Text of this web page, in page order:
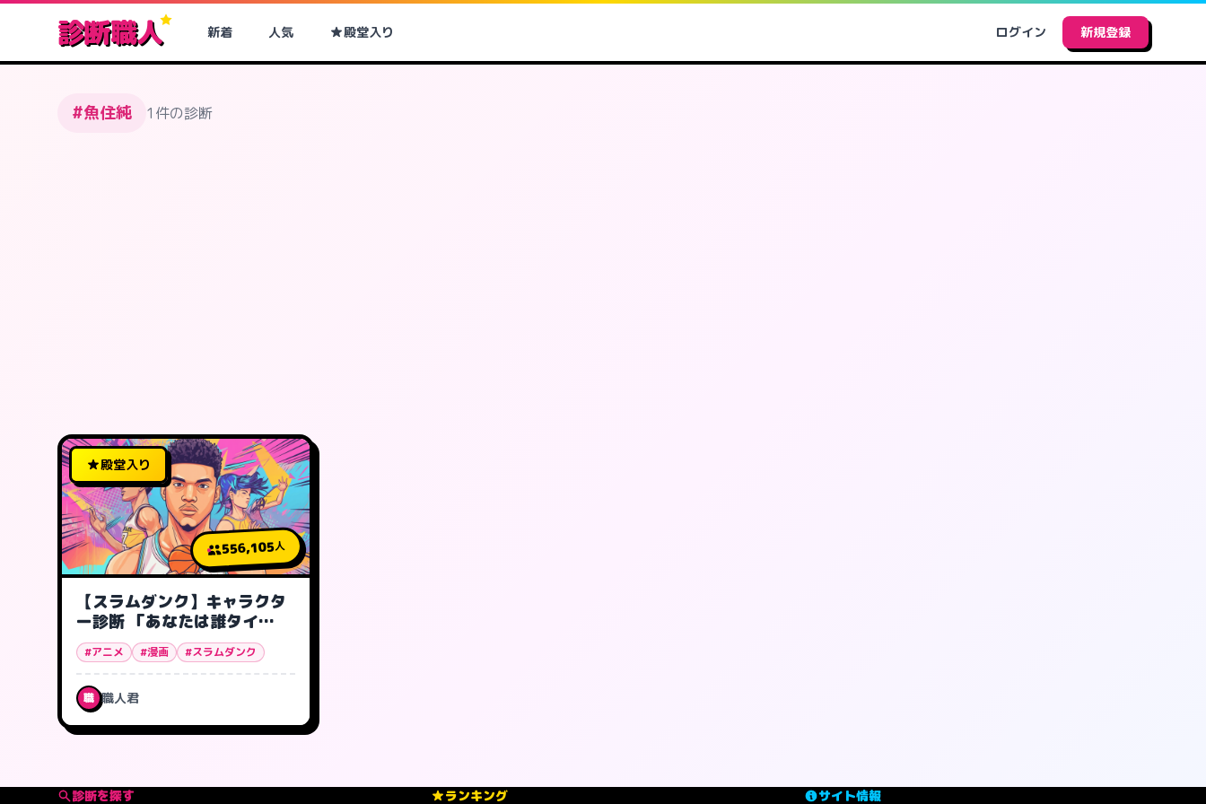
診断職人 新着 人気 殿堂入り ログイン 新規登録
#魚住純 1件の診断
殿堂入り
556,105人
【スラムダンク】キャラクタ
ー診断 「あなたは誰タイ
プ?」
#アニメ #漫画 #スラムダンク
職 職人君
診断を探す ランキング サイト情報